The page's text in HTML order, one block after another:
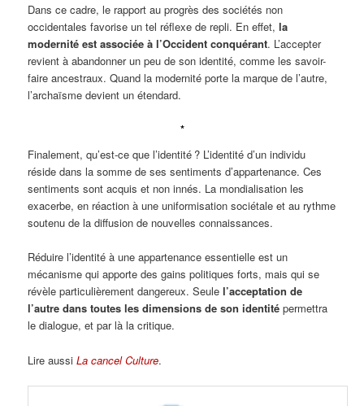
Dans ce cadre, le rapport au progrès des sociétés non
occidentales favorise un tel réflexe de repli. En effet,la
modernité est associée à l’Occident conquérant. L’accepter
revient à abandonner un peu de son identité, comme les savoir-
faire ancestraux. Quand la modernité porte la marque de l’autre,
l’archaïsme devient un étendard.
*
Finalement, qu’est-ce que l’identité ? L’identité d’un individu
réside dans la somme de ses sentiments d’appartenance. Ces
sentiments sont acquis et non innés. La mondialisation les
exacerbe, en réaction à une uniformisation sociétale et au rythme
soutenu de la diffusion de nouvelles connaissances.
Réduire l’identité à une appartenance essentielle est un
mécanisme qui apporte des gains politiques forts, mais qui se
révèle particulièrement dangereux. Seulel’acceptation de
l’autre dans toutes les dimensions de son identité permettra
le dialogue, et par là la critique.
Lire aussiLa cancel Culture.